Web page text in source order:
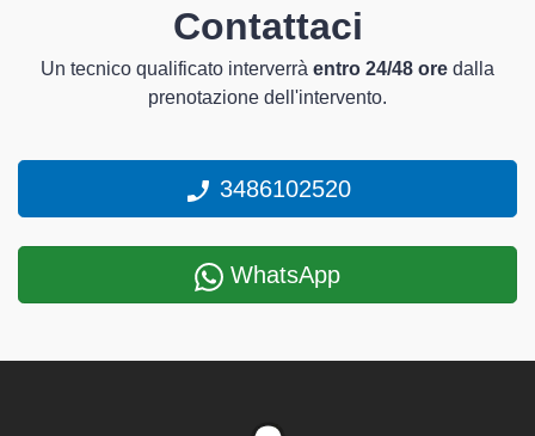
Contattaci
Un tecnico qualificato interverrà entro 24/48 ore dalla
prenotazione dell'intervento.
3486102520
WhatsApp